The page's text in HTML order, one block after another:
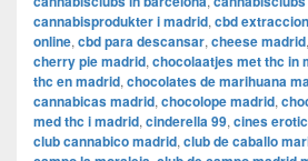
cannabisprodukter i madrid, cbd
online, cbd para descansar, cheese madrid,
cherry pie madrid, chocolaatjes met thc in
thc en madrid, chocolates de marihuana
cannabicas madrid, chocolope madrid,
med thc i madrid, cinderella 99, cines
club cannabico madrid, club de caballo